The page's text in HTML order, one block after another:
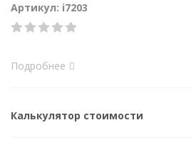
Артикул: i7203
Подробнее
Калькулятор стоимости